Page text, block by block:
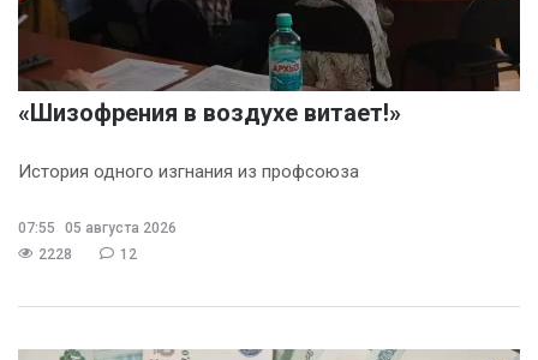
«Шизофрения в воздухе витает!»
История одного изгнания из профсоюза
07:55
05 августа 2026
2228
12